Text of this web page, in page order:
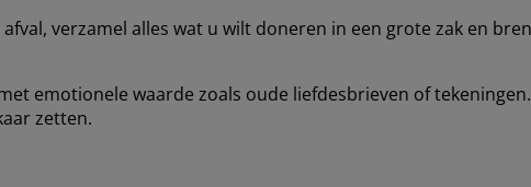
verzamel alles wat u wilt doneren in een grote zak en
emotionele waarde zoals oude liefdesbrieven of
zetten.